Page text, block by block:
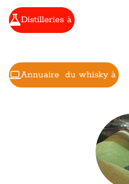
Distilleries à
Annuaire du whisky à